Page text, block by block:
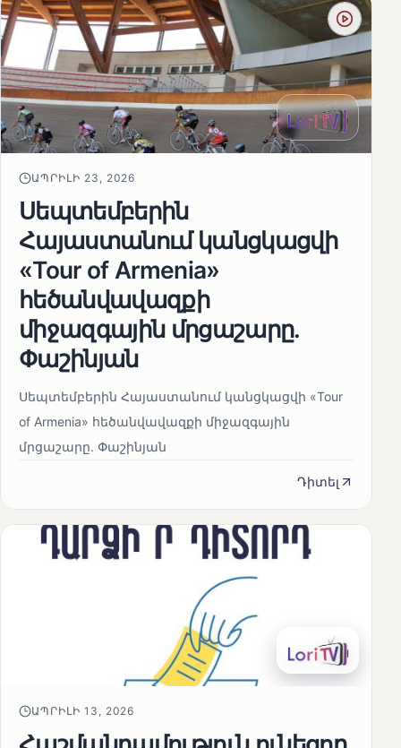
ԱՊՐԻԼԻ 23, 2026
Սեպտեմբերին
Հայաստանում կանցկացվի
«Tour of Armenia»
հեծանվավազքի
միջազգային մրցաշարը.
Փաշինյան
Սեպտեմբերին Հայաստանում կանցկացվի «Tour
of Armenia» հեծանվավազքի միջազգային
մրցաշարը. Փաշինյան
Դիտել
ԱՊՐԻԼԻ 13, 2026